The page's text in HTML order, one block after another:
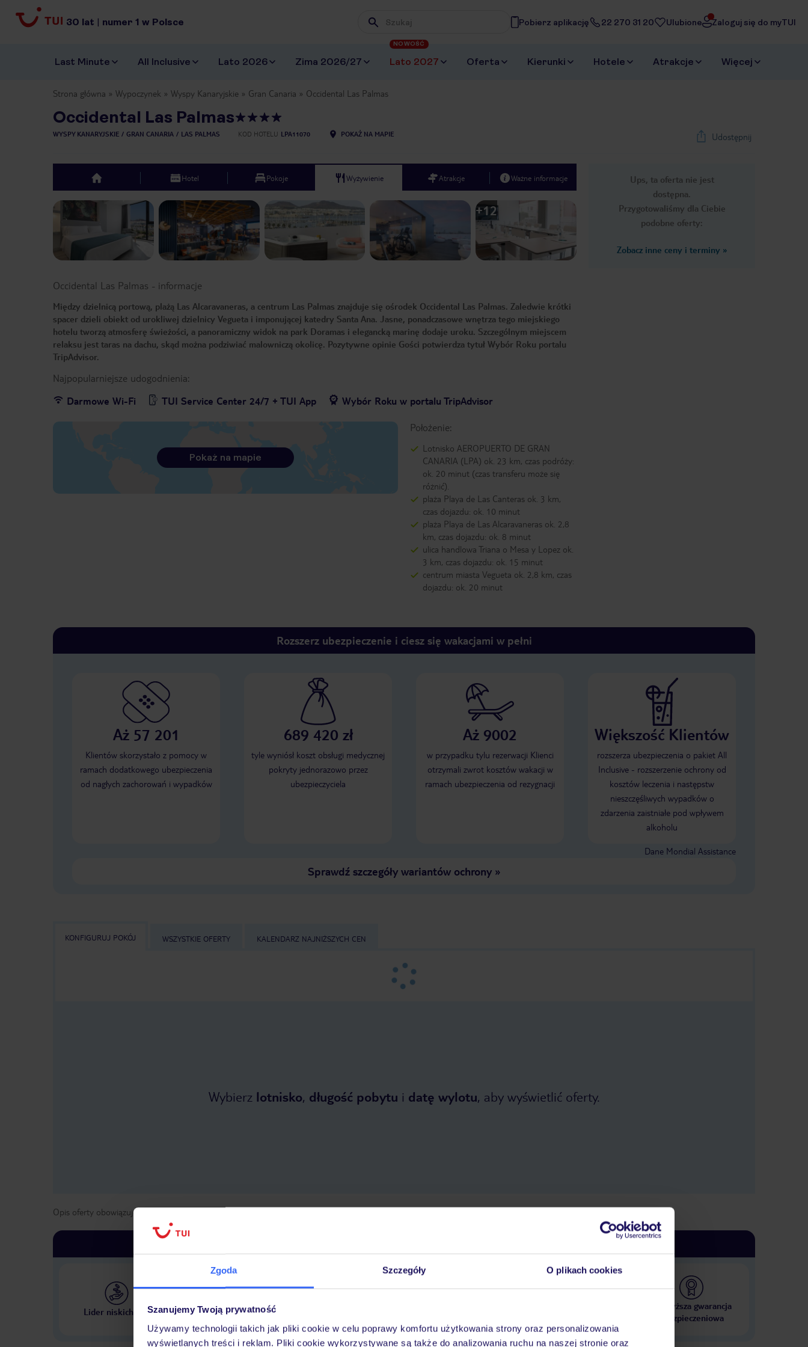
Zgoda Szczegóły O plikach cookies
Szanujemy Twoją prywatność
Używamy technologii takich jak pliki cookie w celu poprawy komfortu użytkowania strony oraz personalizowania
wyświetlanych treści i reklam. Pliki cookie wykorzystywane są także do analizowania ruchu na naszej stronie oraz
30 lat | numer 1 w Polsce Wpisz frazę, której szukasz
Pobierz aplikację 22 270 31 20 Ulubione Zaloguj się do myTUI
Last Minute All Inclusive Lato 2026 Zima 2026/27 Lato 2027
NOWOŚĆ
Oferta Kierunki Hotele Atrakcje Więcej
Strona główna Wypoczynek Wyspy Kanaryjskie Gran Canaria Occidental Las Palmas
Occidental Las Palmas
WYSPY KANARYJSKIE GRAN CANARIA LAS PALMAS KOD HOTELU LPA11070 POKAŻ NA MAPIE Udostępnij
Ups, ta oferta nie jest
dostępna.
Przygotowaliśmy dla Ciebie
podobne oferty:
Zobacz inne ceny i terminy »
top Hotel Pokoje Wyżywienie Atrakcje Ważne informacje
Previous slide Next slide
1 /18
+12
Occidental Las Palmas - informacje
Między dzielnicą portową, plażą Las Alcaravaneras, a centrum Las Palmas znajduje się ośrodek Occidental Las Palmas. Zaledwie krótki
spacer dzieli obiekt od urokliwej dzielnicy Vegueta i imponującej katedry Santa Ana. Jasne, ponadczasowe wnętrza tego miejskiego
hotelu tworzą atmosferę świeżości, a panoramiczny widok na park Doramas i elegancką marinę dodaje uroku. Szczególnym miejscem
relaksu jest taras na dachu, skąd można podziwiać malowniczą okolicę. Pozytywne opinie Gości potwierdza tytuł Wybór Roku portalu
TripAdvisor.
Najpopularniejsze udogodnienia:
Darmowe Wi-Fi
TUI Service Center 24/7 + TUI App Wybór Roku w portalu TripAdvisor
Położenie:
Lotnisko AEROPUERTO DE GRAN
CANARIA (LPA) ok. 23 km, czas podróży:
ok. 20 minut (czas transferu może się
różnić).
plaża Playa de Las Canteras ok. 3 km,
czas dojazdu: ok. 10 minut
plaża Playa de Las Alcaravaneras ok. 2,8
km, czas dojazdu: ok. 8 minut
ulica handlowa Triana o Mesa y Lopez ok.
3 km, czas dojazdu: ok. 15 minut
centrum miasta Vegueta ok. 2,8 km, czas
dojazdu: ok. 20 minut
Pokaż na mapie
Rozszerz ubezpieczenie i ciesz się wakacjami w pełni
Aż 57 201
Klientów skorzystało z pomocy w
ramach dodatkowego ubezpieczenia
od nagłych zachorowań i wypadków
689 420 zł
tyle wyniósł koszt obsługi medycznej
pokryty jednorazowo przez
ubezpieczyciela
Aż 9002
w przypadku tylu rezerwacji Klienci
otrzymali zwrot kosztów wakacji w
ramach ubezpieczenia od rezygnacji
Większość Klientów
rozszerza ubezpieczenia o pakiet All
Inclusive - rozszerzenie ochrony od
kosztów leczenia i następstw
nieszczęśliwych wypadków o
zdarzenia zaistniałe pod wpływem
alkoholu
Dane Mondial Assistance
Sprawdź szczegóły wariantów ochrony»
KONFIGURUJ POKÓJ WSZYSTKIE OFERTY KALENDARZ NAJNIŻSZYCH CEN
Wybierz lotnisko, długość pobytu i datę wylotu, aby wyświetlić oferty.
Opis oferty obowiązuje dla wyjazdów w terminie
Lider niskich cen
Największe biuro podróży
w Polsce
Najwyższa gwarancja
ubezpieczeniowa